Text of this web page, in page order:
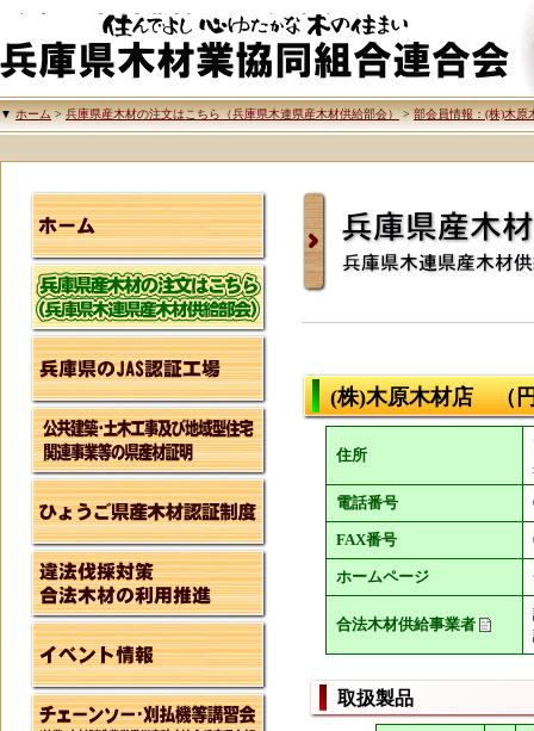
兵庫県木材業協同組合連合会
▼ホーム> 兵庫県産木材の注文はこちら（兵庫県木連県産木材供給部会）> 部会員情報：(株)木原
兵庫県産木材の注文
兵庫県木連県産木材
(株)木原木材店 （
住所
電話番号
FAX番号
ホームページ
合法木材供給事業者
取扱製品